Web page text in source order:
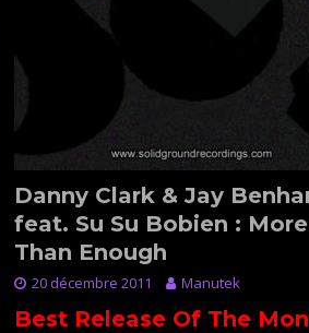
Danny Clark & Jay
feat. Su Su Bobien : More
Than Enough
20 décembre 2011 Manutek
Best Release Of The